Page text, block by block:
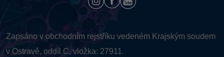
Zapsáno v obchodním rejstříku vedeném Krajským soudem
v Ostravě, oddíl C, vložka: 27911.